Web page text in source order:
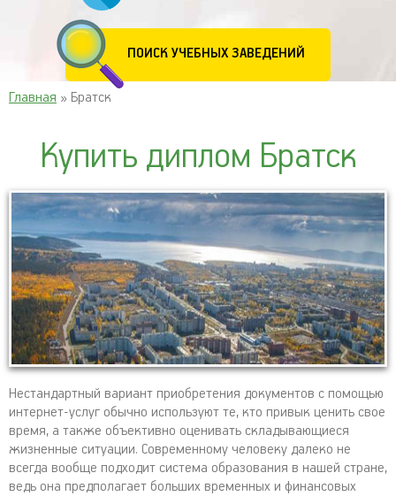
ПОИСК УЧЕБНЫХ ЗАВЕДЕНИЙ
Главная » Братск
Купить диплом Братск
Нестандартный вариант приобретения документов с помощью
интернет-услуг обычно используют те, кто привык ценить свое
время, а также объективно оценивать складывающиеся
жизненные ситуации. Современному человеку далеко не
всегда вообще подходит система образования в нашей стране,
ведь она предполагает больших временных и финансовых